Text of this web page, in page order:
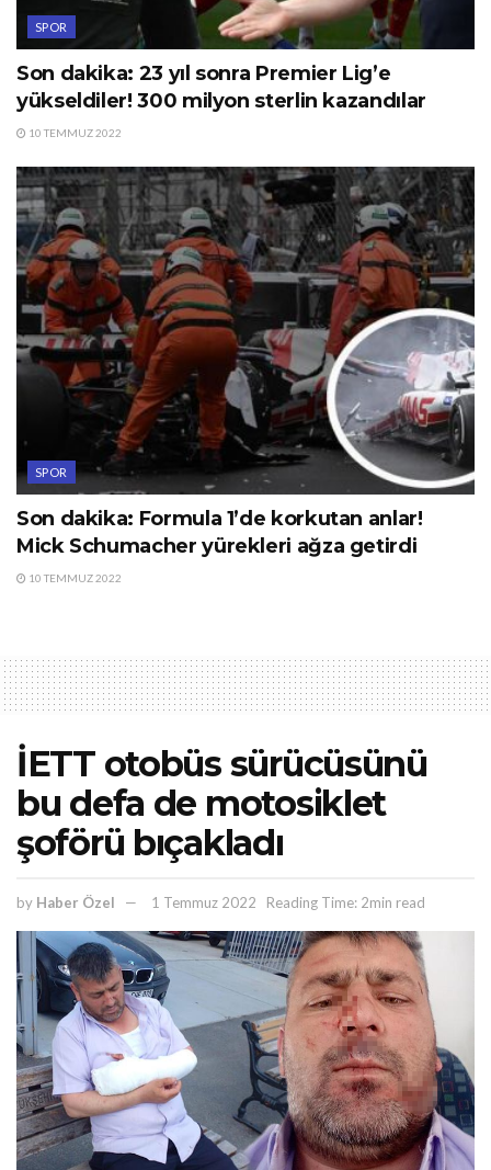
SPOR
Son dakika: 23 yıl sonra Premier Lig’e
yükseldiler! 300 milyon sterlin kazandılar
10 TEMMUZ 2022
SPOR
Son dakika: Formula 1’de korkutan anlar!
Mick Schumacher yürekleri ağza getirdi
10 TEMMUZ 2022
İETT otobüs sürücüsünü
bu defa de motosiklet
şoförü bıçakladı
by Haber Özel 1 Temmuz 2022 Reading Time: 2min read